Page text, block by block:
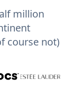
million
course not)